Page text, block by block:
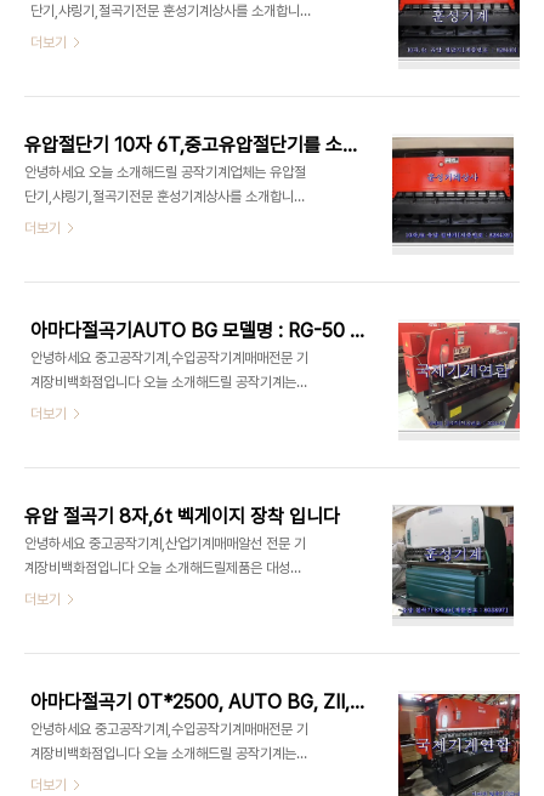
사양 : 기계식 절곡기 6자,2.3t - 모델명 : 기아식 절
곡기 - 제품분류 : 공작·금속/플라스틱가공기 > 절
기계식절곡기 6자,2.3t 훈성기계 ▶ 중고절곡기,기
단기,샤링기,절곡기전문 훈성기계상사를 소개합니다
오늘 포스팅할 유압절단기 10자 6T,중고유압절단기
유압절단기 10자 6T,은 다아라기계장터 에서도 제
품을 확인하실 수 있습니다 - 제품명 ; [중고기계] 10
자,6t 유압 절단기 - [제품번호 : 828440] - 기본
사양 : 10자,6t - 모델명 : 유압 절단기 - 제품분류 :
공작기계 / 절단기 - 제조사 : 한영 - 거래가능지역 :
6T ▶유압절단기 10자 6T 중고가격 및 제품상세정
더보기
유압절단기 10자 6T,중고유압절단기를 소개합니다
안녕하세요 오늘 소개해드릴 공작기계업체는 유압절
단기,샤링기,절곡기전문 훈성기계상사를 소개합니다
오늘 포스팅할 유압절단기 10자 6T,중고유압절단기
유압절단기 10자 6T,은 다아라기계장터 에서도 제
품을 확인하실 수 있습니다 - 제품명 ; [중고기계] 10
자,6t 유압 절단기 - [제품번호 : 828439] - 기본
사양 : 10자,6t - 모델명 : 유압 절단기 - 제품분류 :
공작기계 / 절단기 - 제조사 : 한영 - 거래가능지역 :
6T,중고유압절단기 ▶ 유압절단기 10자 6T,중고유
더보기
아마다절곡기AUTO BG 모델명 : RG-50 입니다
안녕하세요 중고공작기계,수입공작기계매매전문 기
계장비백화점입니다 오늘 소개해드릴 공작기계는
AMADA 에서 제작한 아마다절곡기AUTO BG 모
이해해 주시길 부탁 드립니다 국제기계연합 취급품
목 아마다절곡기AUTO BG 모델명 : RG-50 은 다
아라기계장터 에서도 확인을 하실 수 있습니다 - 제
품명 : [중고기계] 아마다 절곡기 - [제품번호 :
565946] - 기본사양 : AUTO BG - 모델명 :
절단/절곡기 - 제조사 : AMADA - 제품상태 : B급
더보기
유압 절곡기 8자,6t 벡게이지 장착 입니다
안녕하세요 중고공작기계,산업기계매매알선 전문 기
계장비백화점입니다 오늘 소개해드릴제품은 대성에
서 제작한 유압 절곡기 8자,6t 벡게이지 장착 입니다
니다 훈성기계 취급품목 유압 절곡기 8자,6t 벡게이
지 장착은 다아라기계장터 에서도 확인을 하실 수 있
습니다 - 제품명 : [중고기계] 유압 절곡기 8자,6t -
[제품번호 : 803897] - 기본사양 : 8자,6t 벡게이
지 장착 - 모델명 : 유압 절곡기 8자,6t - 제품분류 :
더보기
아마다절곡기 0T*2500, AUTO BG, ZII, 모델명 : RG-80 입니다
안녕하세요 중고공작기계,수입공작기계매매전문 기
계장비백화점입니다 오늘 소개해드릴 공작기계는
AMADA 에서 제작한 아마다절곡기 0T*2500,
더보기